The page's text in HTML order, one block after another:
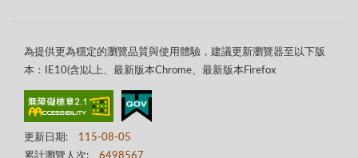
為提供更為穩定的瀏覽品質與使用體驗，建議更新瀏覽器至以下版
本：IE10(含)以上、最新版本Chrome、最新版本Firefox
更新日期:
115-08-05
累計瀏覽人次:
6498567